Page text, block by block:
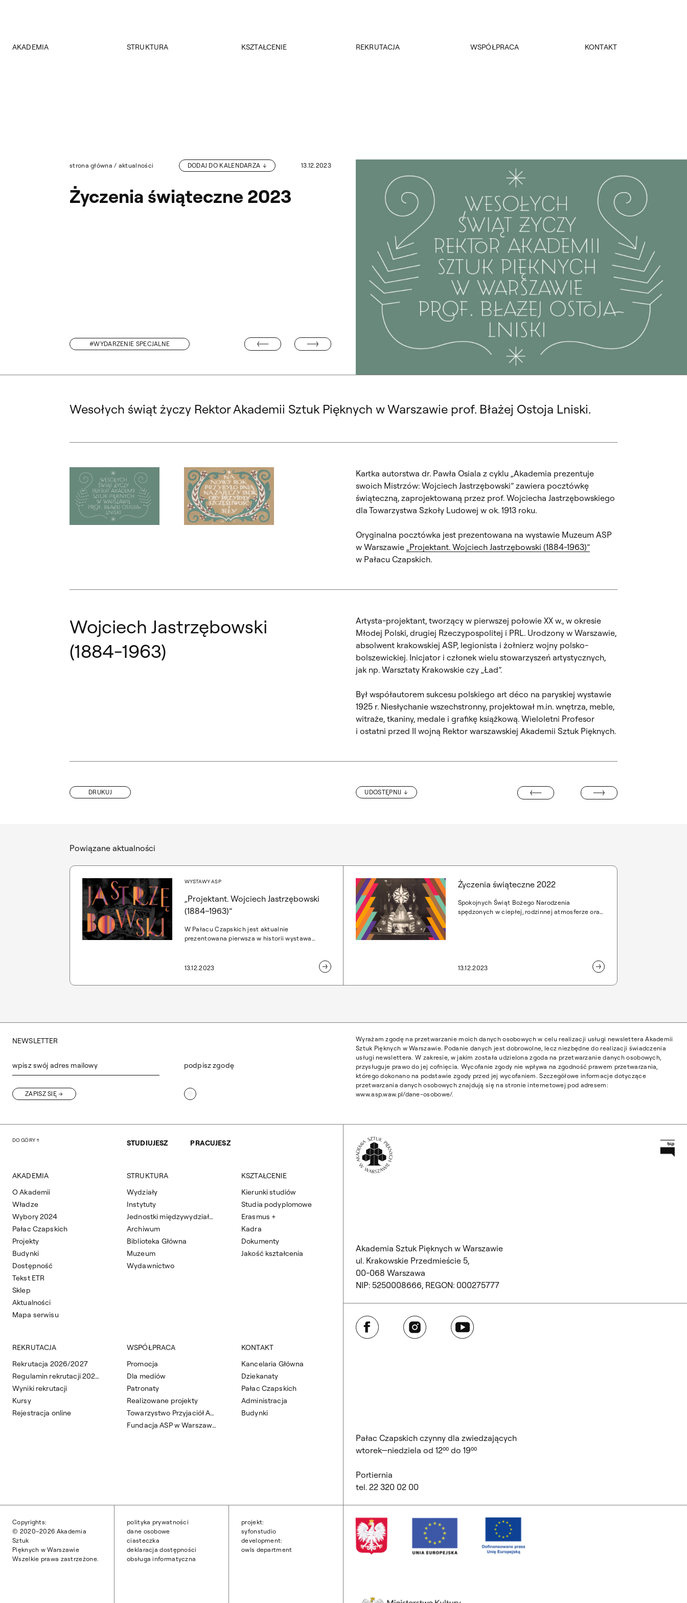
AKADEMIA STRUKTURA KSZTAŁCENIE REKRUTACJA WSPÓŁPRACA KONTAKT
strona główna / aktualności DODAJ DO KALENDARZA 13.12.2023
Życzenia świąteczne 2023
#WYDARZENIE SPECJALNE
„FOLK TRIADYCZNY”. PERFORMANCE AGATY UCHMAN W PRZESTRZENI MIEJSKIEJ
„WYSTAWA JUBILEUSZOWA” W GALERII PRACOWNI NR 6
Wesołych świąt życzy Rektor Akademii Sztuk Pięknych w Warszawie prof. Błażej Ostoja Lniski.
Kartka autorstwa dr. Pawła Osiala z cyklu „Akademia prezentuje
swoich Mistrzów: Wojciech Jastrzębowski” zawiera pocztówkę
świąteczną, zaprojektowaną przez prof. Wojciecha Jastrzębowskiego
dla Towarzystwa Szkoły Ludowej w ok. 1913 roku.
Oryginalna pocztówka jest prezentowana na wystawie Muzeum ASP
w Warszawie „Projektant. Wojciech Jastrzębowski (1884-1963)”
w Pałacu Czapskich.
Wojciech Jastrzębowski
(1884-1963)
Artysta-projektant, tworzący w pierwszej połowie XX w., w okresie
Młodej Polski, drugiej Rzeczypospolitej i PRL. Urodzony w Warszawie,
absolwent krakowskiej ASP, legionista i żołnierz wojny polsko-
bolszewickiej. Inicjator i członek wielu stowarzyszeń artystycznych,
jak np. Warsztaty Krakowskie czy „Ład”.
Był współautorem sukcesu polskiego art déco na paryskiej wystawie
1925 r. Niesłychanie wszechstronny, projektował m.in. wnętrza, meble,
witraże, tkaniny, medale i grafikę książkową. Wieloletni Profesor
i ostatni przed II wojną Rektor warszawskiej Akademii Sztuk Pięknych.
DRUKUJ UDOSTĘPNIJ
„FOLK TRIADYCZNY”. PERFORMANCE AGATY UCHMAN W PRZESTRZENI MIEJSKIEJ
„WYSTAWA JUBILEUSZOWA” W
Powiązane aktualności
WYSTAWY ASP
„Projektant. Wojciech Jastrzębowski
(1884–1963)”
W Pałacu Czapskich jest aktualnie
prezentowana pierwsza w historii wystawa
Wojciecha Jastrzębowskiego, „Projektant.
„Wnętrza i meble” oraz „Symbole i Codzienność
13.12.2023
Życzenia świąteczne 2022
Spokojnych Świąt Bożego Narodzenia
spędzonych w ciepłej, rodzinnej atmosferze oraz
13.12.2023
NEWSLETTER
wpisz swój adres mailowy podpisz zgodę
ZAPISZ SIĘ
Wyrażam zgodę na przetwarzanie moich danych osobowych w celu realizacji usługi newslettera Akademii
Sztuk Pięknych w Warszawie. Podanie danych jest dobrowolne, lecz niezbędne do realizacji świadczenia
usługi newslettera. W zakresie, w jakim została udzielona zgoda na przetwarzanie danych osobowych,
przysługuje prawo do jej cofnięcia. Wycofanie zgody nie wpływa na zgodność prawem przetwarzania,
którego dokonano na podstawie zgody przed jej wycofaniem. Szczegółowe informacje dotyczące
przetwarzania danych osobowych znajdują się na stronie internetowej pod adresem:
www.asp.waw.pl/dane-osobowe/.
DO GÓRY STUDIUJESZ PRACUJESZ
AKADEMIA
O Akademii
Władze
Wybory 2024
Pałac Czapskich
Projekty
Budynki
Dostępność
Tekst ETR
Sklep
Aktualności
Mapa serwisu
STRUKTURA
Wydziały
Instytuty
Jednostki międzywydziałowe
Archiwum
Biblioteka Główna
Muzeum
Wydawnictwo
KSZTAŁCENIE
Kierunki studiów
Studia podyplomowe
Erasmus +
Kadra
Dokumenty
Jakość kształcenia
REKRUTACJA
Rekrutacja 2026/2027
Regulamin rekrutacji 2026/2027
Wyniki rekrutacji
Kursy
Rejestracja online
WSPÓŁPRACA
Promocja
Dla mediów
Patronaty
Realizowane projekty
Towarzystwo Przyjaciół ASP
Fundacja ASP w Warszawie
KONTAKT
Kancelaria Główna
Dziekanaty
Pałac Czapskich
Administracja
Budynki
Akademia Sztuk Pięknych w Warszawie
ul. Krakowskie Przedmieście 5,
00-068 Warszawa
NIP: 5250008666, REGON: 000275777
Facebook Instagram YouTube
Pałac Czapskich czynny dla zwiedzających
wtorek—niedziela od 12⁰⁰ do 19⁰⁰
Portiernia
tel. 22 320 02 00
Copyrights:
© 2020–2026 Akademia
Sztuk
Pięknych w Warszawie
Wszelkie prawa zastrzeżone.
polityka prywatności
dane osobowe
ciasteczka
deklaracja dostępności
obsługa informatyczna
projekt:
syfonstudio
development:
owls department